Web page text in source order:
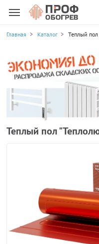
Главная Каталог Теплый
Теплый пол